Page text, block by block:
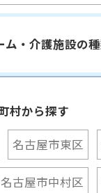
名古屋市東区
名古屋市中村区